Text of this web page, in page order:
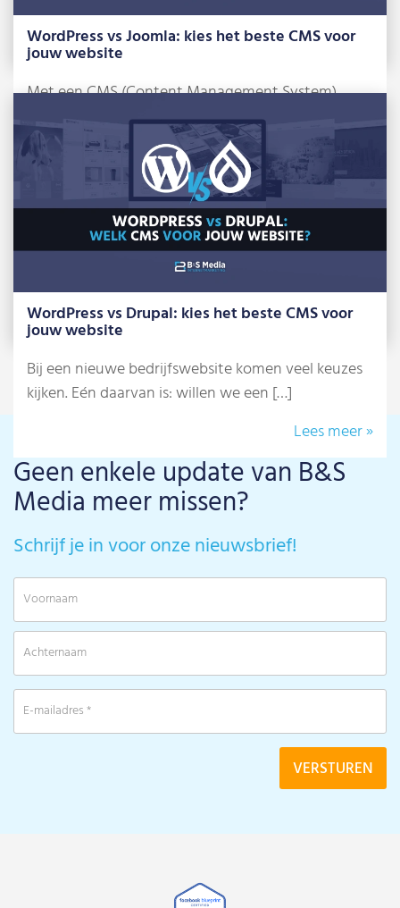
WordPress vs Joomla: kies het beste CMS voor
jouw website
Met een CMS (Content Management System)
beheer je zelf je website, zonder dat je […]
Lees meer »
WordPress vs Drupal: kies het beste CMS voor
jouw website
Bij een nieuwe bedrijfswebsite komen veel keuzes
kijken. Eén daarvan is: willen we een […]
Lees meer »
Geen enkele update van B&S
Media meer missen?
Schrijf je in voor onze nieuwsbrief!